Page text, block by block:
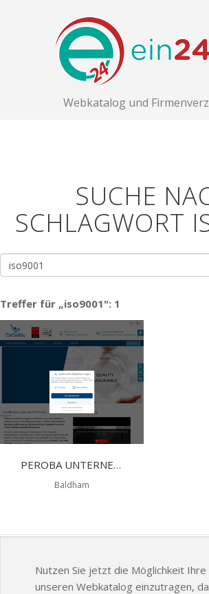
Webkatalog und
SUCHE
SCHLAGWORT
Treffer für „iso9001": 1
PEROBA UNTERNEHMENSBERATUNG GMBH
Baldham
Nutzen Sie jetzt die Möglichkeit Ihre
unseren Webkatalog einzutragen,